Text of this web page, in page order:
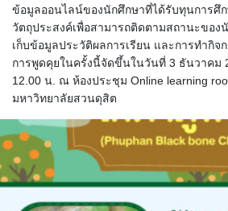
ข้อมูลออนไลน์ของนักศึกษาที่ได้รับทุนการศึ
วัตถุประสงค์เพื่อสามารถติดตามสถานะของ
เก็บข้อมูลประวัติผลการเรียน และการทำกิจ
การพูดคุยในครั้งนี้จัดขึ้นในวันที่ 3 ธันวาคม
12.00 น. ณ ห้องประชุม Online learning
มหาวิทยาลัยสวนดุสิต